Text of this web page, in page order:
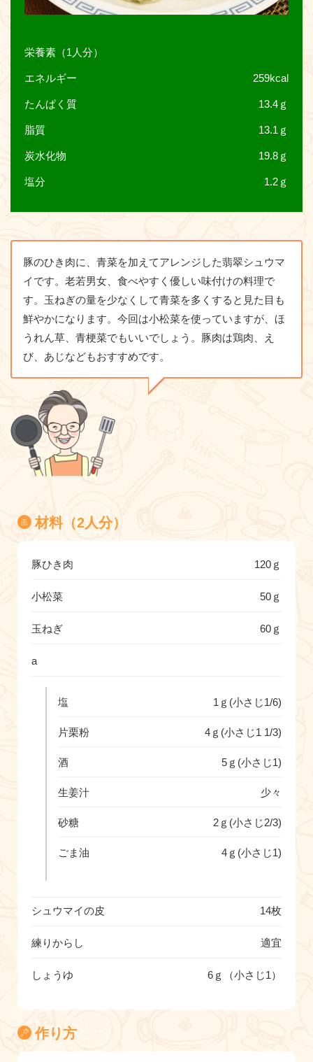
栄養素（1人分）
エネルギー 259kcal
たんぱく質 13.4ｇ
脂質 13.1ｇ
炭水化物 19.8ｇ
塩分 1.2ｇ
豚のひき肉に、青菜を加えてアレンジした翡翠シュウマ
イです。老若男女、食べやすく優しい味付けの料理で
す。玉ねぎの量を少なくして青菜を多くすると見た目も
鮮やかになります。今回は小松菜を使っていますが、ほ
うれん草、青梗菜でもいいでしょう。豚肉は鶏肉、え
び、あじなどもおすすめです。
材料（2人分）
豚ひき肉 120ｇ
小松菜 50ｇ
玉ねぎ 60ｇ
a
塩 1ｇ(小さじ1/6)
片栗粉 4ｇ(小さじ1 1/3)
酒 5ｇ(小さじ1)
生姜汁 少々
砂糖 2ｇ(小さじ2/3)
ごま油 4ｇ(小さじ1)
シュウマイの皮 14枚
練りからし 適宜
しょうゆ 6ｇ（小さじ1）
作り方